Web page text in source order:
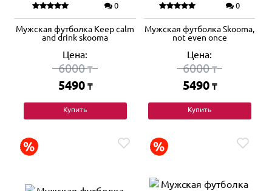
0
Мужская футболка Keep calm
and drink skooma
Цена:
6000₸
5490 ₸
Купить
0
Мужская футболка Skooma,
not even once
Цена:
6000₸
5490 ₸
Купить